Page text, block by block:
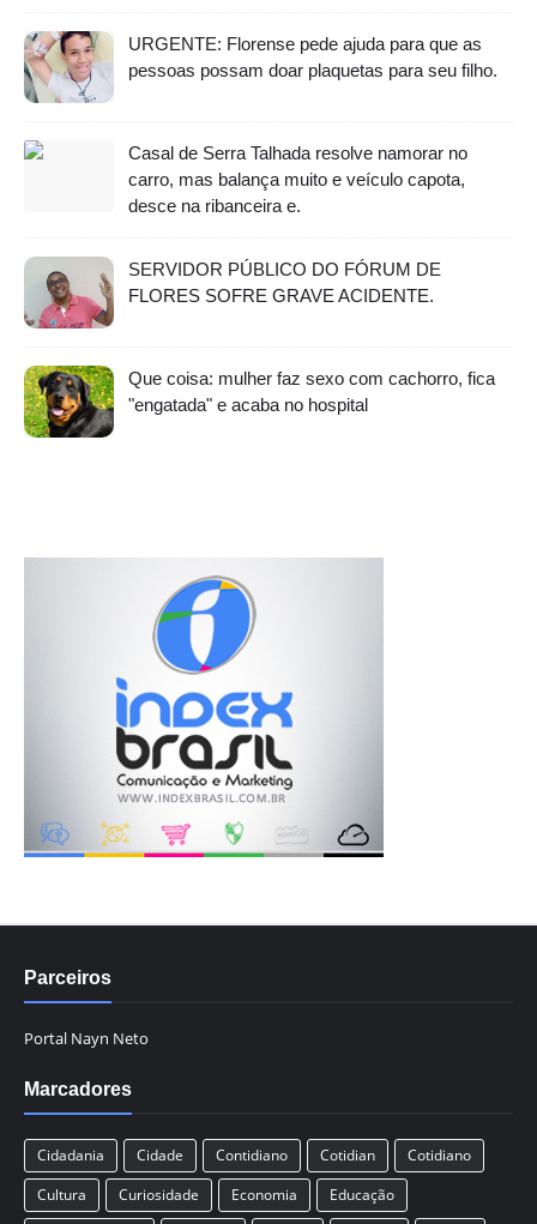
URGENTE: Florense pede ajuda para que as
pessoas possam doar plaquetas para seu filho.
Casal de Serra Talhada resolve namorar no
carro, mas balança muito e veículo capota,
desce na ribanceira e.
SERVIDOR PÚBLICO DO FÓRUM DE
FLORES SOFRE GRAVE ACIDENTE.
Que coisa: mulher faz sexo com cachorro, fica
"engatada" e acaba no hospital
Parceiros
Portal Nayn Neto
Marcadores
Cidadania Cidade Contidiano Cotidian
Cotidiano
Cultura
Curiosidade Economia
Educação